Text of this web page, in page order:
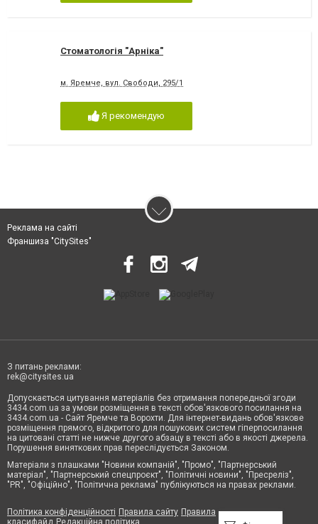
Стоматологія "Арніка"
м. Яремче, вул. Свободи, 295/1
Я рекомендую
Реклама на сайті
Франшиза "CitySites"
З питань реклами:
rek@citysites.ua
Допускається цитування матеріалів без отримання попередньої згоди
3434.com.ua за умови розміщення в тексті обов'язкового посилання на
3434.com.ua - Сайт Яремче та Ворохти. Для інтернет-видань обов'язкове
розміщення прямого, відкритого для пошукових систем гіперпосилання
на цитовані статті не нижче другого абзацу в тексті або в якості джерела.
Порушення виняткових прав переслідується Законом.
Матеріали з плашками "Новини компаній", "Промо", "Партнерський
матеріал", "Партнерський спецпроєкт", "Політичні новини", "Пресреліз",
"PR", "Офіційно", "Політична реклама" публікуються на правах реклами.
Політика конфіденційності Правила сайту Правила